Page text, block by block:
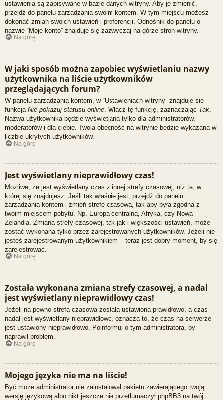
ustawienia są zapisywane w bazie danych witryny. Aby je zmienić,
przejdź do panelu zarządzania swoim kontem. W tym miejscu możesz
dokonać zmian swoich ustawień i preferencji. Odnośnik do panelu o
nazwie “Moje konto” znajduje się zazwyczaj na górze stron witryny.
Na górę
W jaki sposób można zapobiec wyświetlaniu nazwy
użytkownika na liście użytkowników
przeglądających forum?
W panelu zarządzania kontem, w “Ustawieniach witryny” znajduje się
funkcja Nie pokazuj statusu online. Włącz tę funkcję, zaznaczając Tak.
Nazwa użytkownika będzie wyświetlana tylko dla administratorów,
moderatorów i dla ciebie. Twoja obecność na witrynie będzie wykazana w
liczbie ukrytych użytkowników.
Na górę
Jest wyświetlany nieprawidłowy czas!
Możliwe, że jest wyświetlany czas z innej strefy czasowej, niż ta, w
której się znajdujesz. Jeśli tak właśnie jest, przejdź do panelu
zarządzania kontem i zmień strefę czasową, tak aby była zgodna z
twoim miejscem pobytu. Np. Europa centralna, Afryka, czy Nowa
Zelandia. Zmiana strefy czasowej, tak jak i większości ustawień, może
zostać wykonana tylko przez zarejestrowanych użytkowników. Jeżeli nie
jesteś zarejestrowanym użytkownikiem – teraz jest dobry moment, by się
zarejestrować.
Na górę
Została wykonana zmiana strefy czasowej, a nadal
jest wyświetlany nieprawidłowy czas!
Jeżeli na pewno strefa czasowa została ustawiona prawidłowo, a czas
nadal jest wyświetlany nieprawidłowo, oznacza to, że czas na serwerze
jest ustawiony nieprawidłowo. Poinformuj o tym administratora, by
naprawił problem.
Na górę
Mojego języka nie ma na liście!
Być może administrator nie zainstalował pakietu zawierającego twoją
wersję językową albo nikt jeszcze nie przetłumaczył phpBB3 na twój